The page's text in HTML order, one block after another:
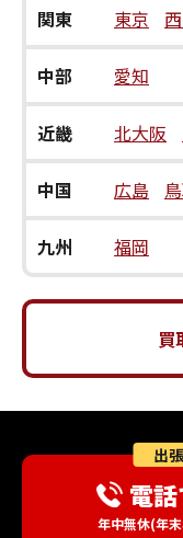
関東 東京
中部 愛知
近畿 北大阪
中国 広島
九州 福岡
買
出
電
年中無休(年